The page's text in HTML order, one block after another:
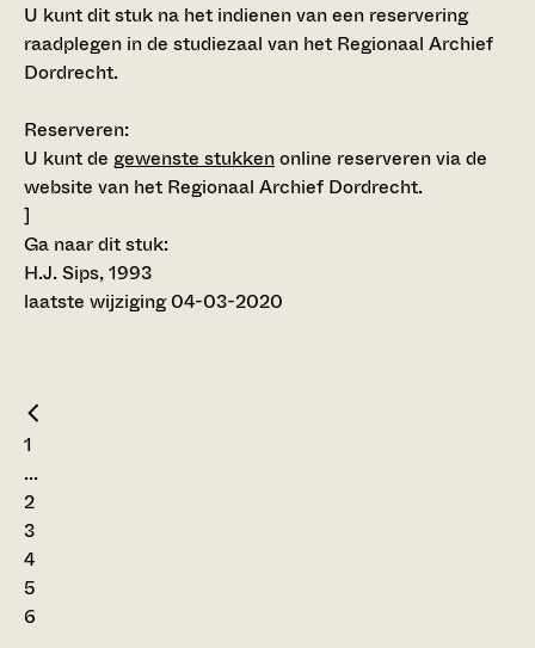
U kunt dit stuk na het indienen van een reservering
raadplegen in de studiezaal van het Regionaal Archief
Dordrecht.
Reserveren:
U kunt de gewenste stukkenonline reserveren via de
website van het Regionaal Archief Dordrecht.
]
Ga naar dit stuk:
H.J. Sips, 1993
laatste wijziging 04-03-2020
1
...
2
3
4
5
6